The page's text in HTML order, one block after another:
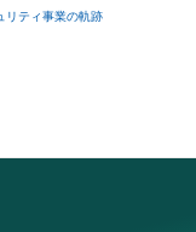
リティ事業の軌跡